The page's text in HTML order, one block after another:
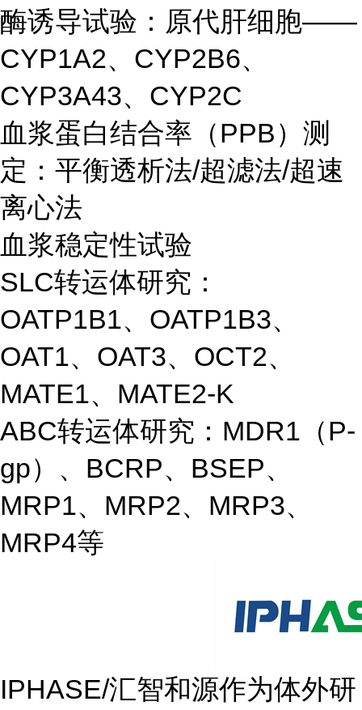
酶诱导试验：原代肝细胞——
CYP1A2、CYP2B6、
CYP3A43、CYP2C
血浆蛋白结合率（PPB）测
定：平衡透析法/超滤法/超速
离心法
血浆稳定性试验
SLC转运体研究：
OATP1B1、OATP1B3、
OAT1、OAT3、OCT2、
MATE1、MATE2-K
ABC转运体研究：MDR1（P-
gp）、BCRP、BSEP、
MRP1、MRP2、MRP3、
MRP4等
IPHASE/汇智和源作为体外研